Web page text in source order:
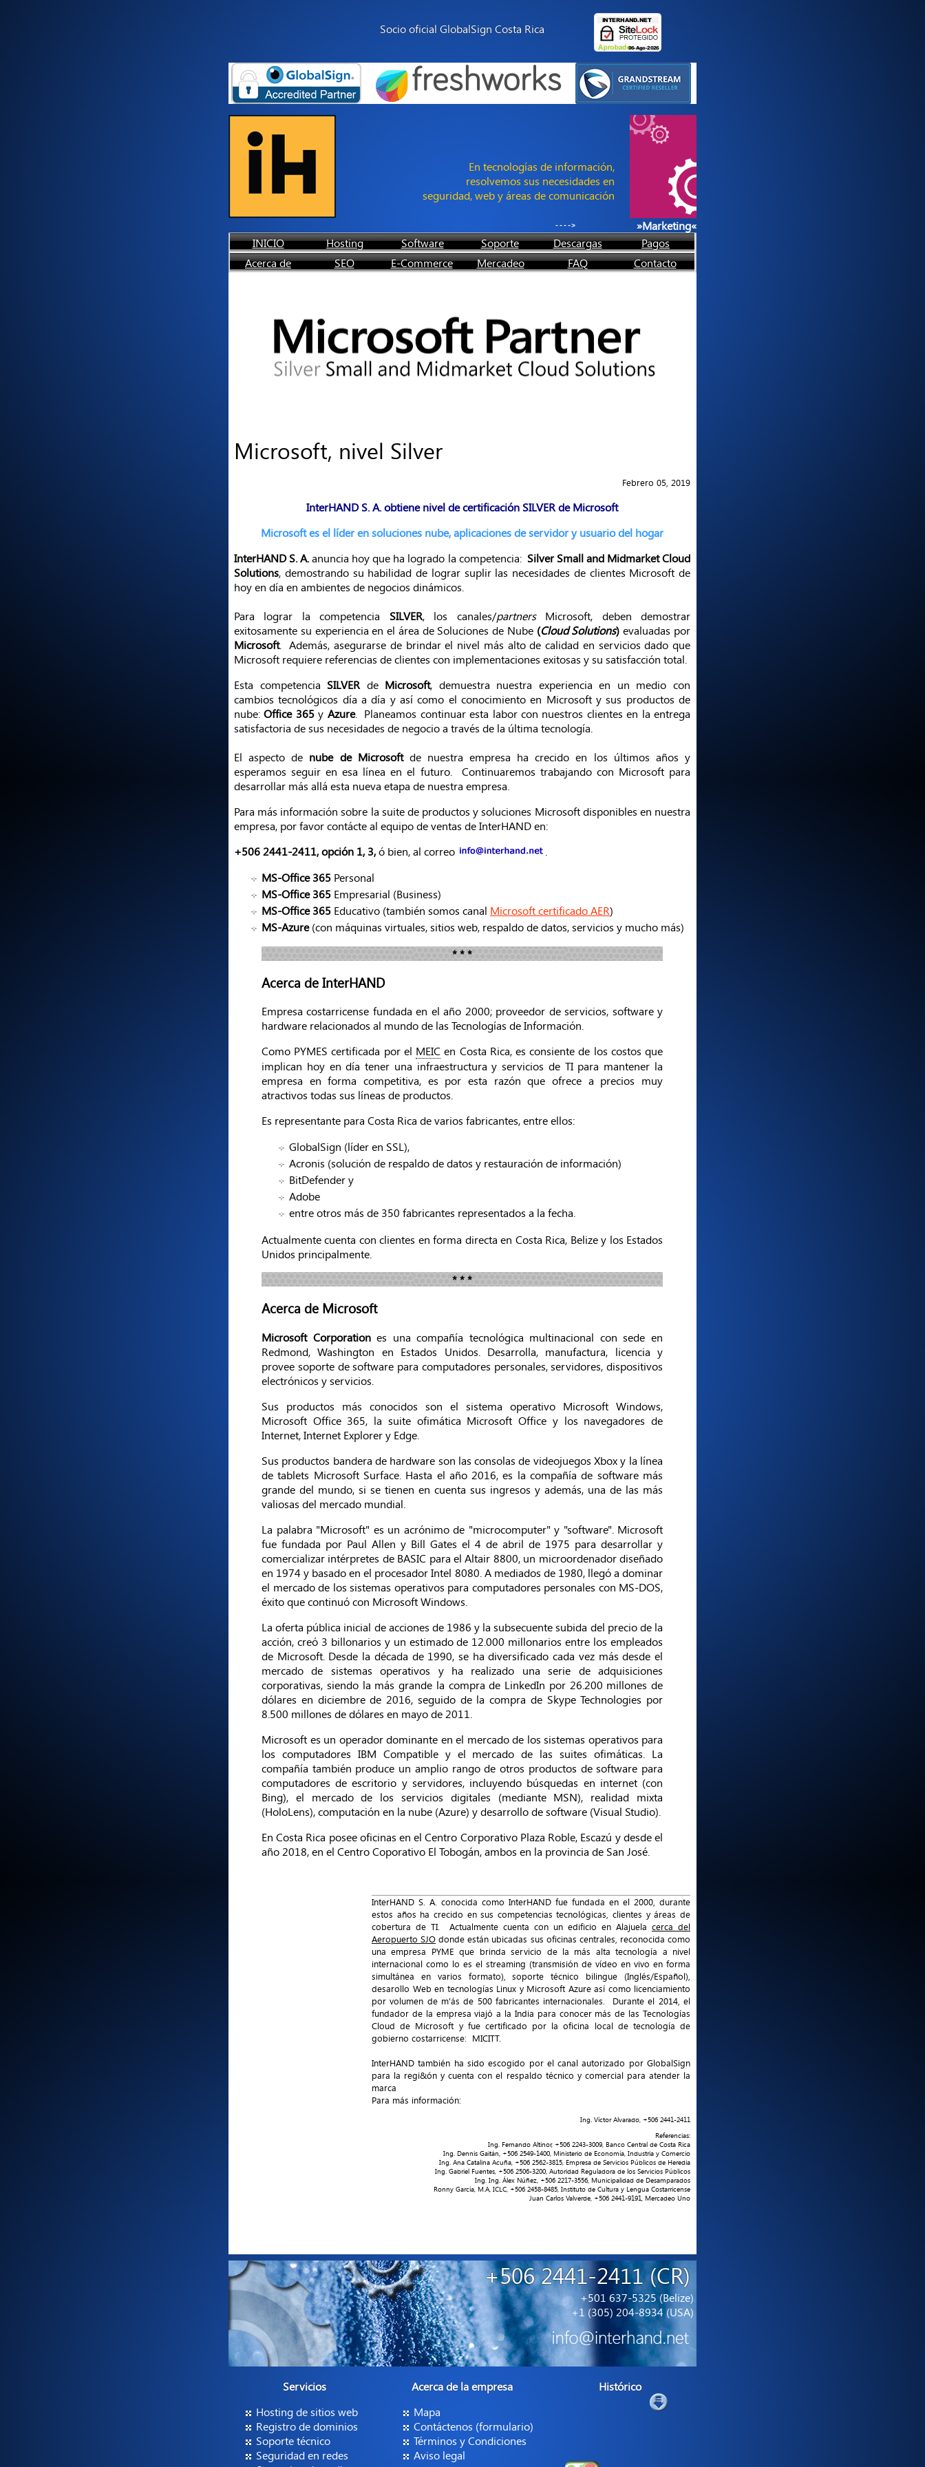
Socio oficial GlobalSign Costa Rica
En tecnologías de información,
resolvemos sus necesidades en
seguridad, web y áreas de comunicación
»Marketing«
INICIO
Hosting Software Soporte Descargas
Pagos
Acerca de
SEO E-Commerce Mercadeo FAQ Contacto
Microsoft, nivel Silver
Febrero 05, 2019
InterHAND S. A. obtiene nivel de certificación SILVER de Microsoft
Microsoft es el líder en soluciones nube, aplicaciones de servidor y usuario del hogar
InterHAND S. A.anuncia hoy que ha logrado la competencia: Silver Small and Midmarket Cloud
Solutions, demostrando su habilidad de lograr suplir las necesidades de clientes Microsoft de
hoy en día en ambientes de negocios dinámicos.
Para lograr la competencia SILVER, los canales/partnersMicrosoft, deben demostrar
exitosamente su experiencia en el área de Soluciones de Nube (Cloud Solutions) evaluadas por
Microsoft. Además, asegurarse de brindar el nivel más alto de calidad en servicios dado que
Microsoft requiere referencias de clientes con implementaciones exitosas y su satisfacción total.
Esta competencia SILVER de Microsoft, demuestra nuestra experiencia en un medio con
cambios tecnológicos día a día y así como el conocimiento en Microsoft y sus productos de
nube:Office 365y Azure. Planeamos continuar esta labor con nuestros clientes en la entrega
satisfactoria de sus necesidades de negocio a través de la última tecnología.
El aspecto de nube de Microsoftde nuestra empresa ha crecido en los últimos años y
esperamos seguir en esa línea en el futuro. Continuaremos trabajando con Microsoft para
desarrollar más allá esta nueva etapa de nuestra empresa.
Para más información sobre la suite de productos y soluciones Microsoft disponibles en nuestra
empresa, por favor contácte al equipo de ventas de InterHAND en:
+506 2441-2411, opción 1, 3,ó bien, al correo
MS-Office 365 Personal
MS-Office 365 Empresarial (Business)
MS-Office 365 Educativo (también somos canal Microsoft certificado AER)
MS-Azure(con máquinas virtuales, sitios web, respaldo de datos, servicios y mucho más)
* * *
Acerca de InterHAND
Empresa costarricense fundada en el año 2000; proveedor de servicios, software y
hardware relacionados al mundo de las Tecnologías de Información.
Como PYMES certificada por el MEIC en Costa Rica, es consiente de los costos que
implican hoy en día tener una infraestructura y servicios de TI para mantener la
empresa en forma competitiva, es por esta razón que ofrece a precios muy
atractivos todas sus líneas de productos.
Es representante para Costa Rica de varios fabricantes, entre ellos:
GlobalSign (líder en SSL),
Acronis (solución de respaldo de datos y restauración de información)
BitDefender y
Adobe
entre otros más de 350 fabricantes representados a la fecha.
Actualmente cuenta con clientes en forma directa en Costa Rica, Belize y los Estados
Unidos principalmente.
* * *
Acerca de Microsoft
Microsoft Corporationes una compañía tecnológica multinacional con sede en
Redmond, Washington en Estados Unidos. Desarrolla, manufactura, licencia y
provee soporte de software para computadores personales, servidores, dispositivos
electrónicos y servicios.
Sus productos más conocidos son el sistema operativo Microsoft Windows,
Microsoft Office 365, la suite ofimática Microsoft Office y los navegadores de
Internet, Internet Explorer y Edge.
Sus productos bandera de hardware son las consolas de videojuegos Xbox y la línea
de tablets Microsoft Surface. Hasta el año 2016, es la compañía de software más
grande del mundo, si se tienen en cuenta sus ingresos y además, una de las más
valiosas del mercado mundial.
La palabra "Microsoft" es un acrónimo de "microcomputer" y "software". Microsoft
fue fundada por Paul Allen y Bill Gates el 4 de abril de 1975 para desarrollar y
comercializar intérpretes de BASIC para el Altair 8800, un microordenador diseñado
en 1974 y basado en el procesador Intel 8080. A mediados de 1980, llegó a dominar
el mercado de los sistemas operativos para computadores personales con MS-DOS,
éxito que continuó con Microsoft Windows.
La oferta pública inicial de acciones de 1986 y la subsecuente subida del precio de la
acción, creó 3 billonarios y un estimado de 12.000 millonarios entre los empleados
de Microsoft. Desde la década de 1990, se ha diversificado cada vez más desde el
mercado de sistemas operativos y ha realizado una serie de adquisiciones
corporativas, siendo la más grande la compra de LinkedIn por 26.200 millones de
dólares en diciembre de 2016,​ seguido de la compra de Skype Technologies por
8.500 millones de dólares en mayo de 2011.
Microsoft es un operador dominante en el mercado de los sistemas operativos para
los computadores IBM Compatible y el mercado de las suites ofimáticas. La
compañía también produce un amplio rango de otros productos de software para
computadores de escritorio y servidores, incluyendo búsquedas en internet (con
Bing), el mercado de los servicios digitales (mediante MSN), realidad mixta
(HoloLens), computación en la nube (Azure) y desarrollo de software (Visual Studio).
En Costa Rica posee oficinas en el Centro Corporativo Plaza Roble, Escazú y desde el
año 2018, en el Centro Coporativo El Tobogán, ambos en la provincia de San José.
InterHAND S. A. conocida como InterHAND fue fundada en el 2000, durante
estos años ha crecido en sus competencias tecnológicas, clientes y áreas de
cobertura de TI. Actualmente cuenta con un edificio en Alajuela cerca del
Aeropuerto SJO donde están ubicadas sus oficinas centrales, reconocida como
una empresa PYME que brinda servicio de la más alta tecnología a nivel
internacional como lo es el streaming (transmisión de vídeo en vivo en forma
simultánea en varios formato), soporte técnico bilingue (Inglés/Español),
desarollo Web en tecnologías Linux y Microsoft Azure así como licenciamiento
por volumen de m'ás de 500 fabricantes internacionales. Durante el 2014, el
fundador de la empresa viajó a la India para conocer más de las Tecnologías
Cloud de Microsoft y fue certificado por la oficina local de tecnología de
gobierno costarricense: MICITT.
InterHAND también ha sido escogido por el canal autorizado por GlobalSign
para la regi&ón y cuenta con el respaldo técnico y comercial para atender la
marca
Para más información:
Ing. Víctor Alvarado, +506 2441-2411
Referencias:
Ing. Fernando Altinor, ‭+506 2243-3009‬, Banco Central de Costa Rica
Ing. Dennis Gaitán, +506 2549-1400, Ministerio de Economía, Industria y Comercio
Ing. Ana Catalina Acuña, ‭+506 2562-3815‬, Empresa de Servicios Públicos de Heredia
Ing. Gabriel Fuentes, +506 2506-3200‬‬‬, Autoridad Reguladora de los Servicios Públicos
Ing. Ing. Álex Núñez, ‭+506 2217-3556‬, Municipalidad de Desamparados
Ronny García, M.A, ICLC, +506 2458-8485, Instituto de Cultura y Lengua Costarricense
Juan Carlos Valverde, +506 2441-9191, Mercadeo Uno
+506 2441-2411 (CR)
+501 637-5325‬ (Belize)
+1 (305) 204-8934 (USA)
Servicios Acerca de la empresa
Histórico
Hosting de sitios web
Registro de dominios
Soporte técnico
Seguridad en redes
Mapa
Contáctenos (formulario)
Términos y Condiciones
Aviso legal